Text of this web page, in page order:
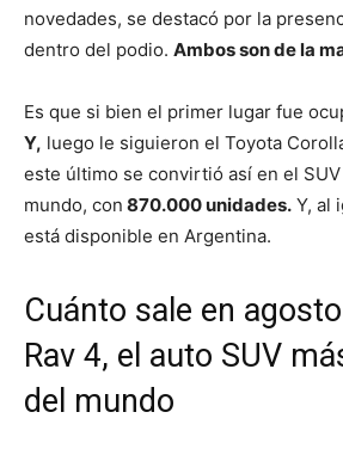
novedades, se destacó por la
dentro del podio. Ambos son de la
Es que si bien el primer lugar fue
Y, luego le siguieron el Toyota
este último se convirtió así en el
mundo, con 870.000 unidades. Y, al
está disponible en Argentina.
Cuánto sale en
Rav 4, el auto SUV
del mundo